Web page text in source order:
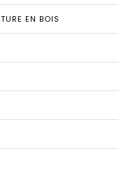
EN BOIS